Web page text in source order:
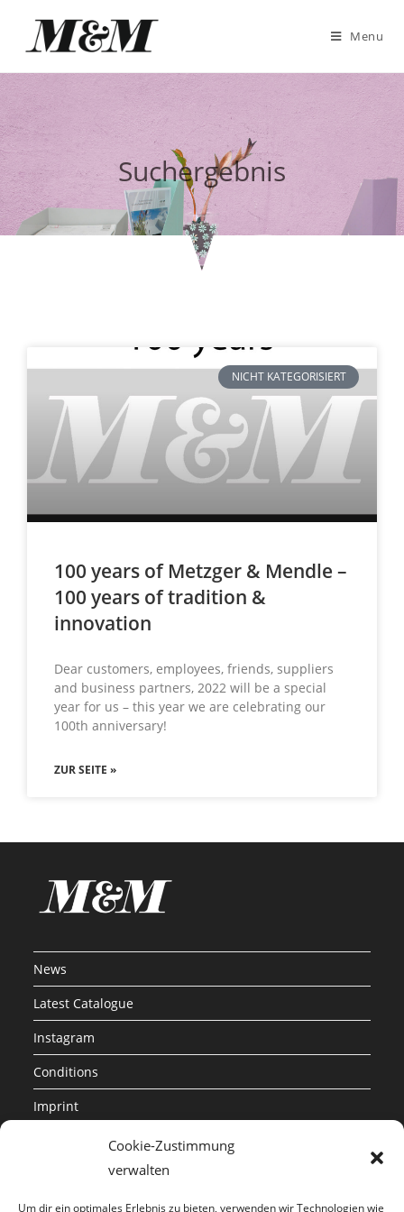
Cookie-Zustimmung
verwalten
Um dir ein optimales Erlebnis zu bieten, verwenden wir Technologien wie
Menu
Suchergebnis
NICHT KATEGORISIERT
100 years of Metzger & Mendle –
100 years of tradition &
innovation
Dear customers, employees, friends, suppliers
and business partners, 2022 will be a special
year for us – this year we are celebrating our
100th anniversary!
ZUR SEITE »
News
Latest Catalogue
Instagram
Conditions
Imprint
Privacy Policy